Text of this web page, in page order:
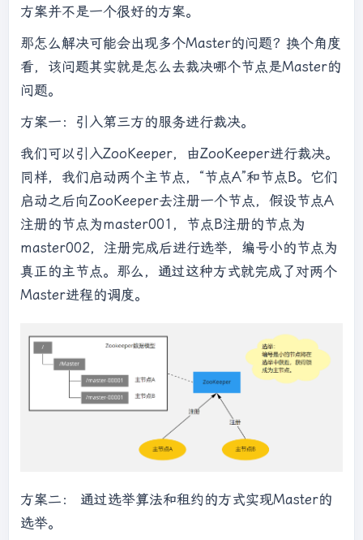
方案并不是一个很好的方案。
那怎么解决可能会出现多个Master的问题？换个角度
看，该问题其实就是怎么去裁决哪个节点是Master的
问题。
方案一：引入第三方的服务进行裁决。
我们可以引入ZooKeeper，由ZooKeeper进行裁决。
同样，我们启动两个主节点，“节点A”和节点B。它们
启动之后向ZooKeeper去注册一个节点，假设节点A
注册的节点为master001，节点B注册的节点为
master002，注册完成后进行选举，编号小的节点为
真正的主节点。那么，通过这种方式就完成了对两个
Master进程的调度。
方案二： 通过选举算法和租约的方式实现Master的
选举。